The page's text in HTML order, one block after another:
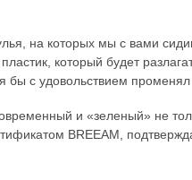
на которых мы с вами
который будет
бы с удовольствием
и «зеленый» не
BREEAM,